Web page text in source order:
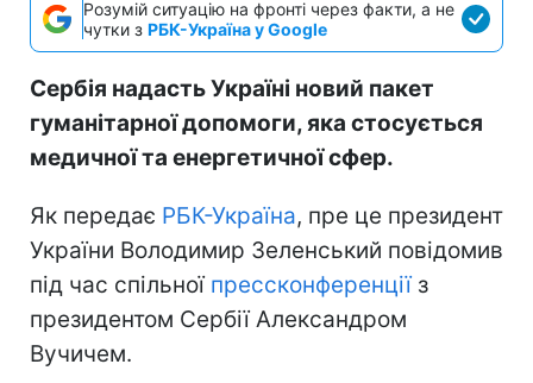
Розумій ситуацію на фронті через факти, а не
чутки з РБК-Україна у Google
Сербія надасть Україні новий пакет
гуманітарної допомоги, яка стосується
медичної та енергетичної сфер.
Як передає РБК-Україна, пре це президент
України Володимир Зеленський повідомив
під час спільної прессконференціїз
президентом Сербії Александром
Вучичем.